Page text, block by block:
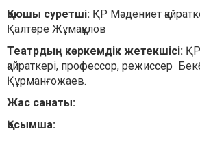
Қоюшы суретші: ҚР Мәдениет
Қалтөре Жұмақұлов
Театрдың көркемдік жетекшісі:
қайраткері, профессор, режиссер
Құрманғожаев.
Жас санаты:
Қосымша: